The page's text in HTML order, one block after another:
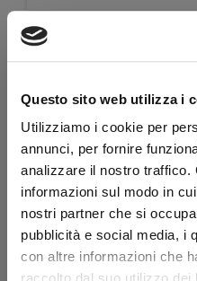
Questo sito web utilizza i
Utilizziamo i cookie per
annunci, per fornire
analizzare il nostro traffico.
informazioni sul modo in
nostri partner che si
pubblicità e social media, i
con altre informazioni che
Pipe Mastro de
EXCELLENT
HALF BENT
418,00 €
-10%
Pipe Mastro de
PIPA MASTRO
EXCELLENT